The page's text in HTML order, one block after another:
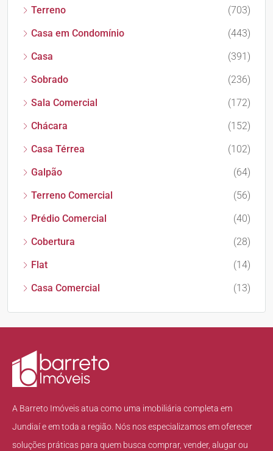
Terreno
(703)
Casa em Condomínio
(443)
Casa
(391)
Sobrado
(236)
Sala Comercial
(172)
Chácara
(152)
Casa Térrea
(102)
Galpão
(64)
Terreno Comercial
(56)
Prédio Comercial
(40)
Cobertura
(28)
Flat
(14)
Casa Comercial
(13)
A Barreto Imóveis atua como uma imobiliária completa em
Jundiaí e em toda a região. Nós nos especializamos em oferecer
soluções práticas para quem busca comprar, vender, alugar ou